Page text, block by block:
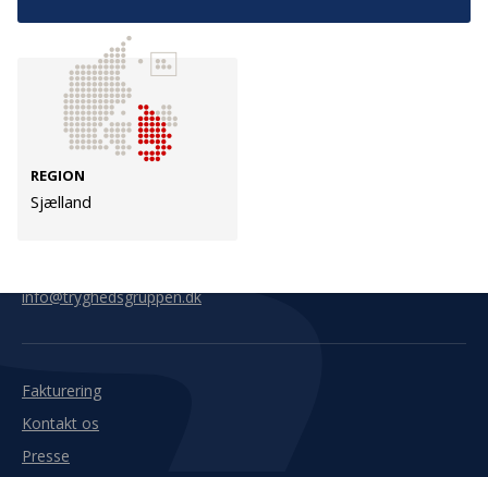
REGION
Sjælland
Kontakt
TrygFonden
45 26 08 00
info@trygfonden.dk
info@tryghedsgruppen.dk
Fakturering
Kontakt os
Presse